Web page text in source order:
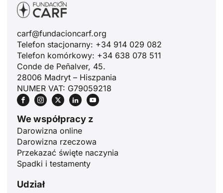
carf@fundacioncarf.org
Telefon stacjonarny: +34 914 029 082
Telefon komórkowy: +34 638 078 511
Conde de Peñalver, 45.
28006 Madryt – Hiszpania
NUMER VAT: G79059218
We współpracy z
Darowizna online
Darowizna rzeczowa
Przekazać święte naczynia
Spadki i testamenty
Udział